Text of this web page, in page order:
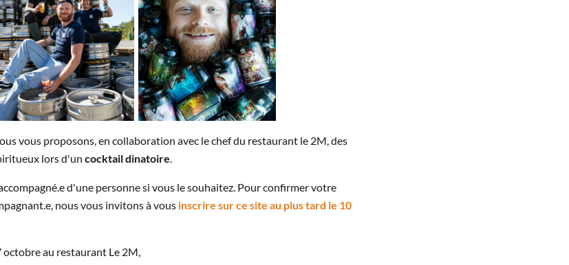
vous proposons, en collaboration avec le chef du restaurant le 2M, des
lors d'un cocktail dinatoire.
d'une personne si vous le souhaitez. Pour confirmer votre
nous vous invitons à vous inscrire sur ce site au plus tard le 10
au restaurant Le 2M,